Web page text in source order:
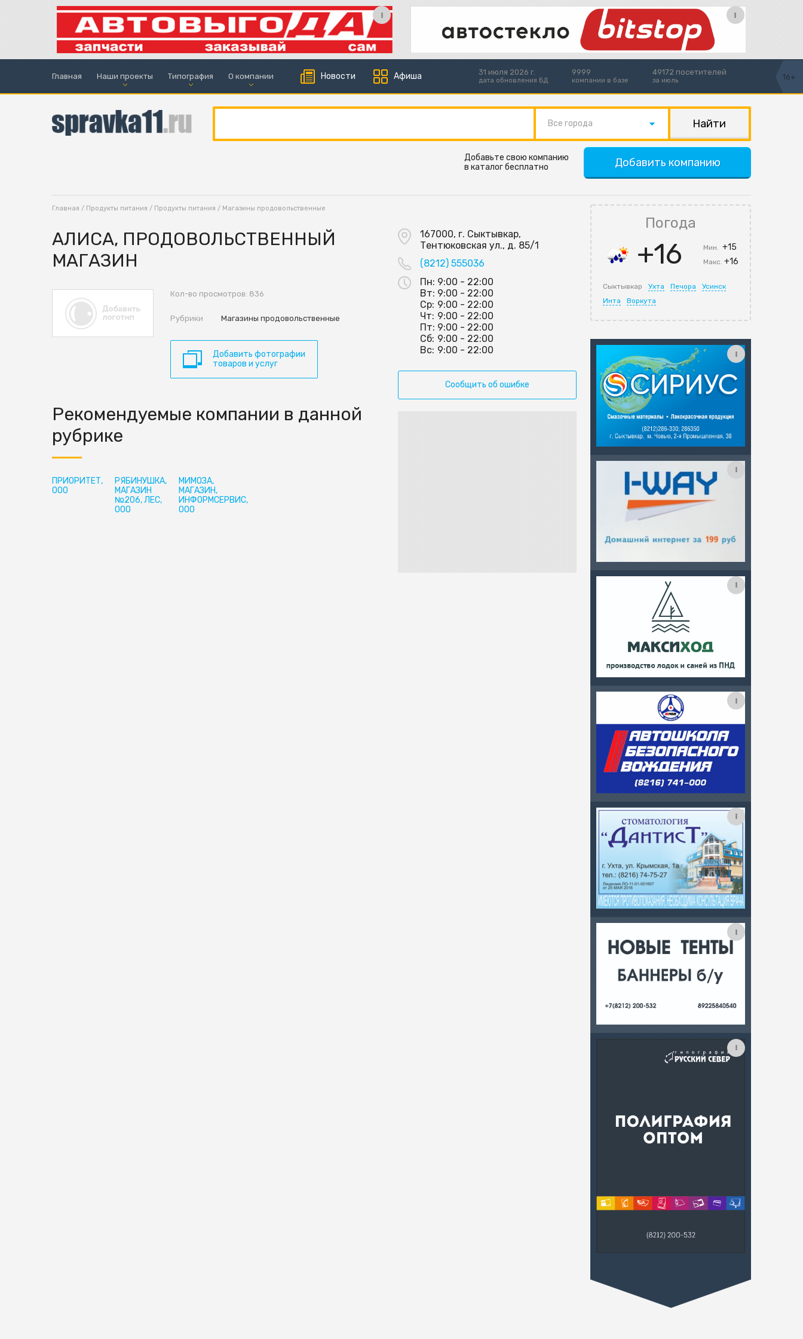
Главная Наши проекты Типография О компании Новости Афиша 31 июля 2026 г.
дата обновления БД
9999
компании в базе
49172 посетителей
за июль 16+
Все города
Добавить компанию
Добавьте свою компанию
в каталог бесплатно
Главная / Продукты питания / Продукты питания / Магазины продовольственные
АЛИСА, ПРОДОВОЛЬСТВЕННЫЙ
МАГАЗИН
Кол-во просмотров: 836
Рубрики Магазины продовольственные
167000, г. Сыктывкар,
Тентюковская ул., д. 85/1
(8212) 555036
Пн: 9:00 - 22:00
Вт: 9:00 - 22:00
Ср: 9:00 - 22:00
Чт: 9:00 - 22:00
Пт: 9:00 - 22:00
Сб: 9:00 - 22:00
Вс: 9:00 - 22:00
Сообщить об ошибке
Добавить фотографии
товаров и услуг
Рекомендуемые компании в данной
рубрике
ПРИОРИТЕТ,
ООО
РЯБИНУШКА,
МАГАЗИН
№206, ЛЕС,
ООО
МИМОЗА,
МАГАЗИН,
ИНФОРМСЕРВИС,
ООО
Погода
+16 Мин.+15
Макс.+16
Сыктывкар Ухта Печора
Усинск
Инта
Воркута